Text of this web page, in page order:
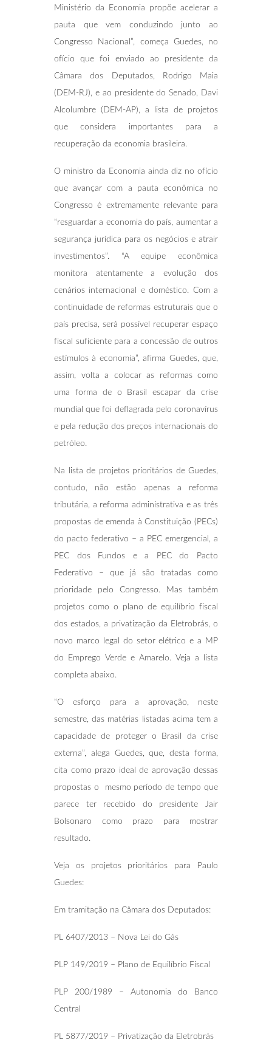
Ministério da Economia propõe acelerar a
pauta que vem conduzindo junto ao
Congresso Nacional”, começa Guedes, no
ofício que foi enviado ao presidente da
Câmara dos Deputados, Rodrigo Maia
(DEM-RJ), e ao presidente do Senado, Davi
Alcolumbre (DEM-AP), a lista de projetos
que considera importantes para a
recuperação da economia brasileira.
O ministro da Economia ainda diz no ofício
que avançar com a pauta econômica no
Congresso é extremamente relevante para
“resguardar a economia do país, aumentar a
segurança jurídica para os negócios e atrair
investimentos”. “A equipe econômica
monitora atentamente a evolução dos
cenários internacional e doméstico. Com a
continuidade de reformas estruturais que o
país precisa, será possível recuperar espaço
fiscal suficiente para a concessão de outros
estímulos à economia”, afirma Guedes, que,
assim, volta a colocar as reformas como
uma forma de o Brasil escapar da crise
mundial que foi deflagrada pelo coronavírus
e pela redução dos preços internacionais do
petróleo.
Na lista de projetos prioritários de Guedes,
contudo, não estão apenas a reforma
tributária, a reforma administrativa e as três
propostas de emenda à Constituição (PECs)
do pacto federativo – a PEC emergencial, a
PEC dos Fundos e a PEC do Pacto
Federativo – que já são tratadas como
prioridade pelo Congresso. Mas também
projetos como o plano de equilíbrio fiscal
dos estados, a privatização da Eletrobrás, o
novo marco legal do setor elétrico e a MP
do Emprego Verde e Amarelo. Veja a lista
completa abaixo.
“O esforço para a aprovação, neste
semestre, das matérias listadas acima tem a
capacidade de proteger o Brasil da crise
externa”, alega Guedes, que, desta forma,
cita como prazo ideal de aprovação dessas
propostas o mesmo período de tempo que
parece ter recebido do presidente Jair
Bolsonaro como prazo para mostrar
resultado.
Veja os projetos prioritários para Paulo
Guedes:
Em tramitação na Câmara dos Deputados:
PL 6407/2013 – Nova Lei do Gás
PLP 149/2019 – Plano de Equilíbrio Fiscal
PLP 200/1989 – Autonomia do Banco
Central
PL 5877/2019 – Privatização da Eletrobrás